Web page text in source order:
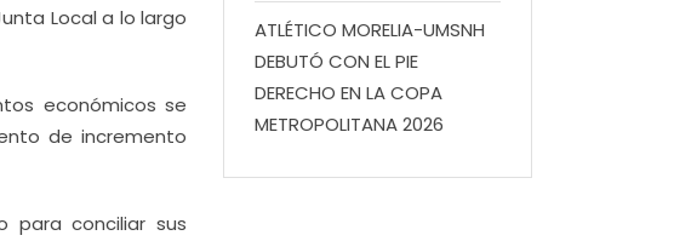
Local a lo largo
económicos se
de incremento
para conciliar sus
ATLÉTICO MORELIA-UMSNH
DEBUTÓ CON EL PIE
DERECHO EN LA COPA
METROPOLITANA 2026